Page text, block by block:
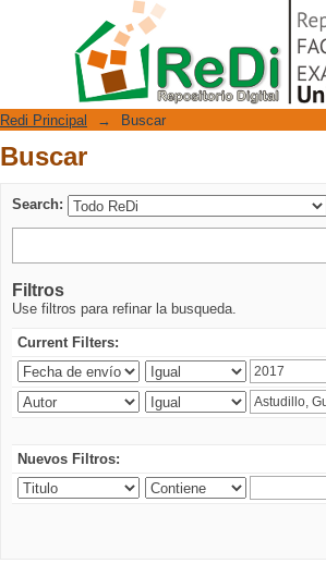
Repositorio Digital
Redi Principal → Buscar
Buscar
Search:
Filtros
Use filtros para refinar la busqueda.
Current Filters:
Nuevos Filtros: